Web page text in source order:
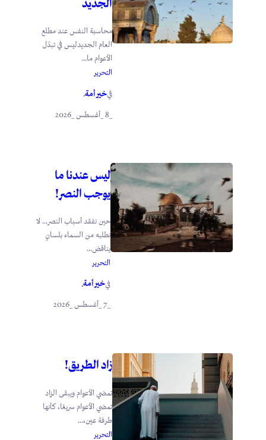
محاسبة النفس عند مطلع
العام الجديدليس في تبدّل
الأعوام ما...
التحرير
فيخير أمة.
ليس عندنا ما
يوجب النصر!
حين نفقد أسباب النصر… لا
نطلبه من السماء بلسانٍ
يناقض...
التحرير
فيخير أمة.
زاد الطريق!
تمضي الأعوام ويبقى الزاد
تمضي الأعوام سريعًا، كأنها
طرفة عين،...
التحرير